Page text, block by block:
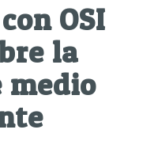
OSI
la
medio